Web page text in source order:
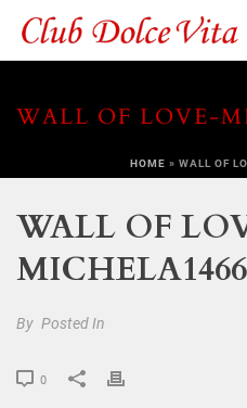
WALL OF LOVE-
HOME » WALL OF
WALL OF
MICHELA1466
By Posted In
0